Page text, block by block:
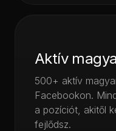
Aktív
500+ aktív
Facebookon.
a pozíciót, akitől
fejlődsz.